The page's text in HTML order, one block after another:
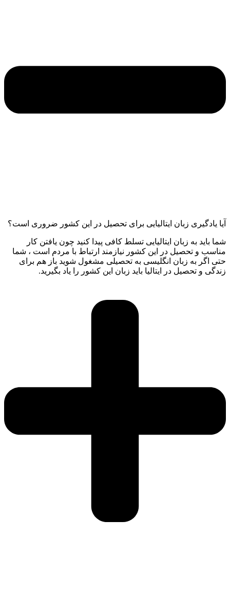
آیا یادگیری زبان ایتالیایی برای تحصیل در این کشور ضروری است؟
شما باید به زبان ایتالیایی تسلط کافی پیدا کنید چون یافتن کار
مناسب و تحصیل در این کشور نیازمند ارتباط با مردم است ، شما
حتی اگر به زبان انگلیسی به تحصیلی مشغول شوید باز هم برای
زندگی و تحصیل در ایتالیا باید زبان این کشور را یاد بگیرید.